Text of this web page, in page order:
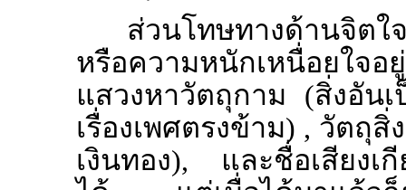
ส่วนโทษทางด้านจิต
หรือความหนักเหนื่อยใจอ
แสวงหาวัตถุกาม (สิ่งอัน
เรื่องเพศตรงข้าม) , วัตถุ
เงินทอง), และชื่อเสียงเ